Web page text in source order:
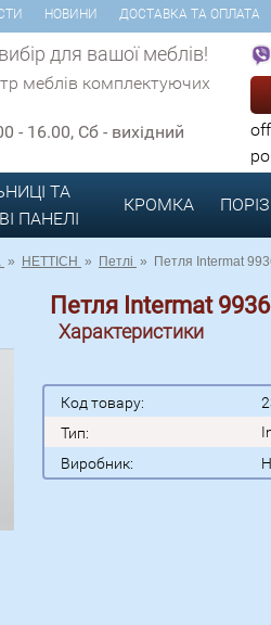
НОВИНИ ДОСТАВКА ТА ОПЛАТА
для вашої меблів!
меблів комплектуючих
- 16.00, Сб - вихідний
ТА
ПАНЕЛІ
КРОМКА
» HETTICH » Петлі » Петля Intermat
Петля Intermat
Характеристики
Код товару:
Тип:
Виробник: